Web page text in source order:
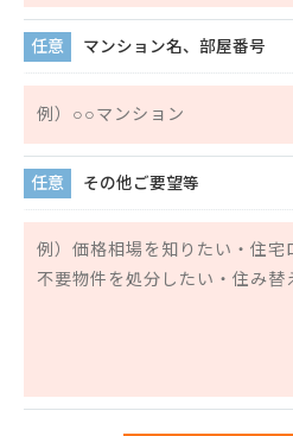
マンション名、部屋番号
その他ご要望等